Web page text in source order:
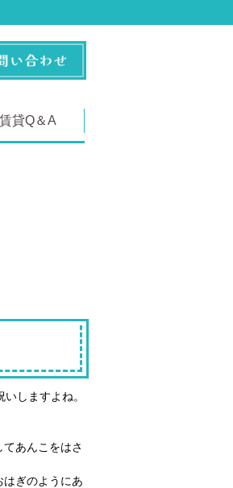
賃貸Q＆A
しますよね。
あんこをはさ
はぎのようにあ